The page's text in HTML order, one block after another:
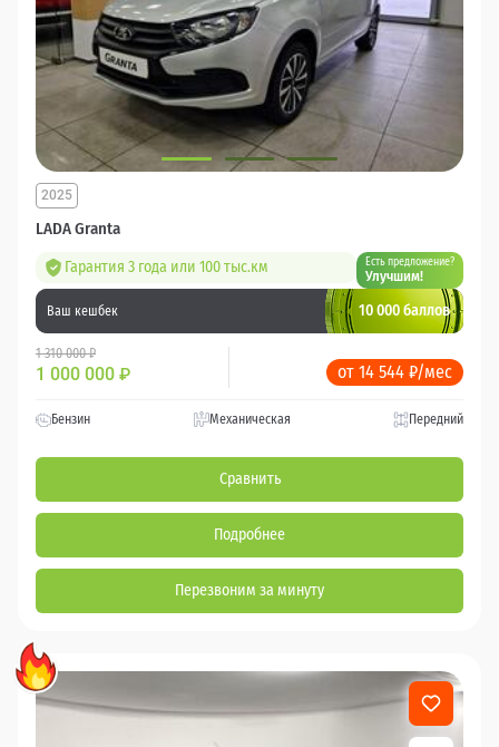
LADA Granta
2025
Гарантия 3 года или 100 тыс.км Есть предложение?
Улучшим!
Ваш кешбек 10 000 баллов
1 310 000 ₽
1 000 000 ₽ от 14 544 ₽/мес
Бензин Механическая Передний
Сравнить
Подробнее
Перезвоним за минуту